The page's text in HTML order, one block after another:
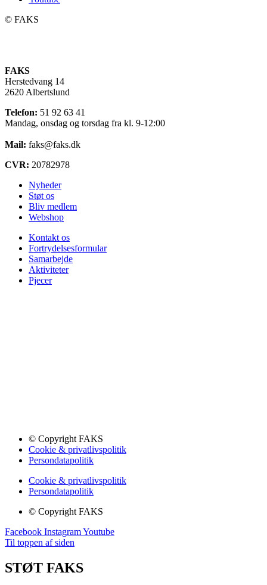
©️ FAKS
FAKS
Herstedvang 14
2620 Albertslund
Telefon: 51 92 63 41
Mandag, onsdag og torsdag fra kl. 9-12:00
Mail: faks@faks.dk
CVR: 20782978
Nyheder
Støt os
Bliv medlem
Webshop
Kontakt os
Fortrydelsesformular
Samarbejde
Aktiviteter
Pjecer
© Copyright FAKS
Cookie & privatlivspolitik
Persondatapolitik
Cookie & privatlivspolitik
Persondatapolitik
© Copyright FAKS
Facebook InstagramYoutube
Til toppen af siden
STØT FAKS